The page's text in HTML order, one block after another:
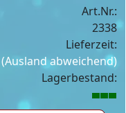
Art.Nr.:
2338
Lieferzeit:
(Ausland abweichend)
Lagerbestand: